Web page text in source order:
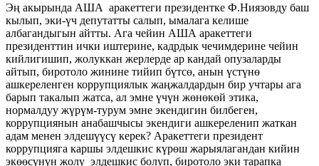
Эң акырында АША аракеттеги президентке Ф.Ниязовду баш
кылып, эки-үч депутатты салып, ымалага келише
албагандыгын айтты. Ага чейин АША аракеттеги
президенттин ички иштерине, кадрдык чечимдерине чейин
кийлигишип, жолуккан жерлерде ар кандай опузаларды
айтып, биротоло жинине тийип бүтсө, анын үстүнө
ашкереленген коррупциялык жаңжалдардын бир учтары ага
барып такалып жатса, ал эмне үчүн жөнөкөй этика,
нормалдуу жүрүм-турум эмне экендигин билбеген,
коррупциянын анабашчысы экендиги ашкереленип жаткан
адам менен элдешүүсү керек? Аракеттеги президент
коррупцияга каршы элдешкис күрөш жарыялагандан кийин
экөөсүнүн жолу элдешкис болуп, биротоло эки тарапка